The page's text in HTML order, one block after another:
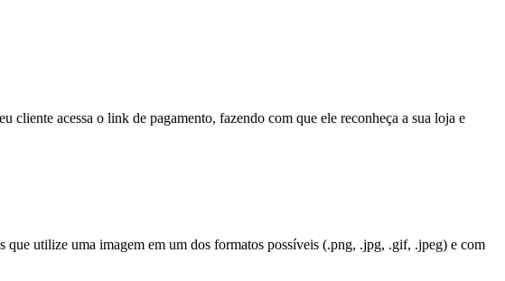
cliente acessa o link de pagamento, fazendo com que ele reconheça a sua loja e
que utilize uma imagem em um dos formatos possíveis (.png, .jpg, .gif, .jpeg) e com